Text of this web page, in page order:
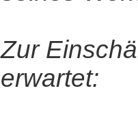
Zur
erwartet: